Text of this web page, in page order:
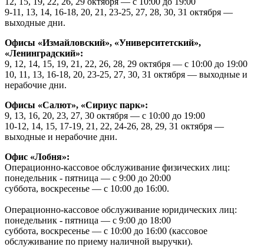
9-11, 13, 14, 16-18, 20, 21, 23-25, 27, 28, 30, 31 октября —
выходные дни.
Офисы «Измайловский», «Университетский»,
«Ленинградский»:
9, 12, 14, 15, 19, 21, 22, 26, 28, 29 октября — с 10:00 до 19:00
10, 11, 13, 16-18, 20, 23-25, 27, 30, 31 октября — выходные и
нерабочие дни.
Офисы «Салют», «Сириус парк»:
9, 13, 16, 20, 23, 27, 30 октября — с 10:00 до 19:00
10-12, 14, 15, 17-19, 21, 22, 24-26, 28, 29, 31 октября —
выходные и нерабочие дни.
Офис «Лобня»:
Операционно-кассовое обслуживание физических лиц:
понедельник - пятница — с 9:00 до 20:00
суббота, воскресенье — с 10:00 до 16:00.
Операционно-кассовое обслуживание юридических лиц:
понедельник - пятница — с 9:00 до 18:00
суббота, воскресенье — с 10:00 до 16:00 (кассовое
обслуживание по приему наличной выручки).